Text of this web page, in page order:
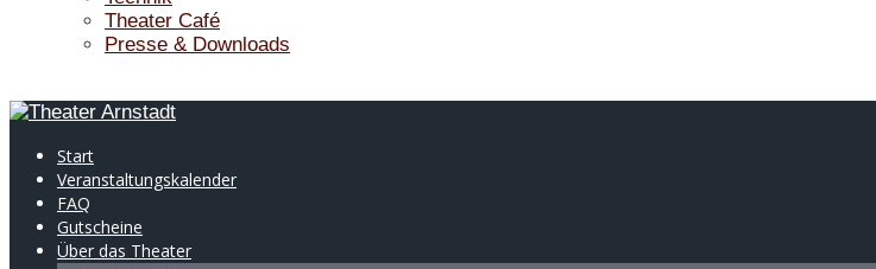
Theater Café
Presse & Downloads
Start
Veranstaltungskalender
FAQ
Gutscheine
Über das Theater